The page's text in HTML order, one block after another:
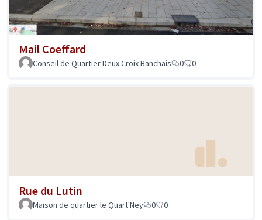
Mail Coeffard
Conseil de Quartier Deux Croix Banchais 0 0
Rue du Lutin
Maison de quartier le Quart'Ney 0 0